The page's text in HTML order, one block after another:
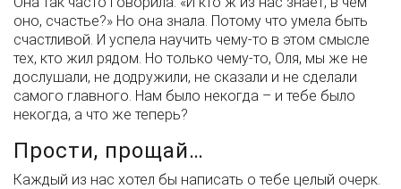
оно, счастье?» Но она знала. Потому что умела быть
счастливой. И успела научить чему-то в этом смысле
тех, кто жил рядом. Но только чему-то, Оля, мы же не
дослушали, не додружили, не сказали и не сделали
самого главного. Нам было некогда – и тебе было
некогда, а что же теперь?
Прости, прощай…
Каждый из нас хотел бы написать о тебе целый очерк.